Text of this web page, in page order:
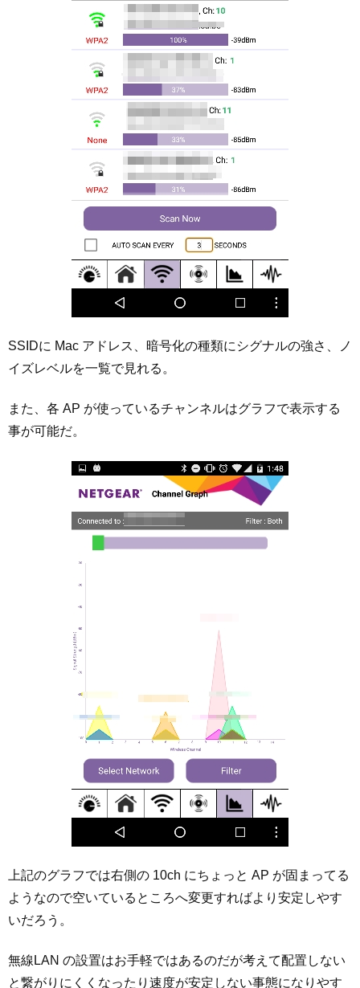
SSIDに Mac アドレス、暗号化の種類にシグナルの強さ、ノ
イズレベルを一覧で見れる。
また、各 AP が使っているチャンネルはグラフで表示する
事が可能だ。
上記のグラフでは右側の 10ch にちょっと AP が固まってる
ようなので空いているところへ変更すればより安定しやす
いだろう。
無線LAN の設置はお手軽ではあるのだが考えて配置しない
と繋がりにくくなったり速度が安定しない事態になりやす